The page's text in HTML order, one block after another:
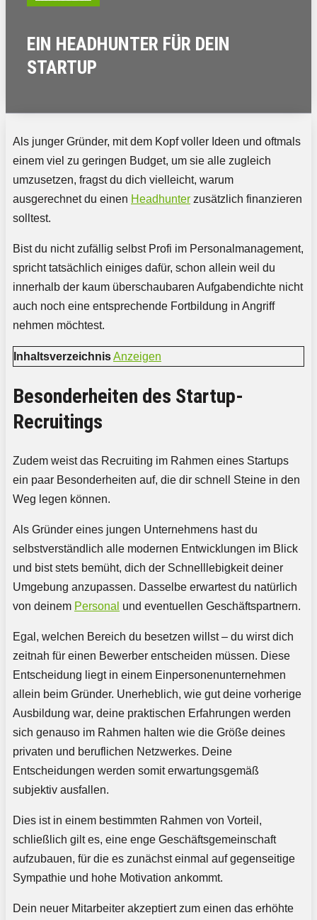
EIN HEADHUNTER FÜR DEIN
STARTUP
Als junger Gründer, mit dem Kopf voller Ideen und oftmals
einem viel zu geringen Budget, um sie alle zugleich
umzusetzen, fragst du dich vielleicht, warum
ausgerechnet du einen Headhunter zusätzlich finanzieren
solltest.
Bist du nicht zufällig selbst Profi im Personalmanagement,
spricht tatsächlich einiges dafür, schon allein weil du
innerhalb der kaum überschaubaren Aufgabendichte nicht
auch noch eine entsprechende Fortbildung in Angriff
nehmen möchtest.
InhaltsverzeichnisAnzeigen
Besonderheiten des Startup-
Recruitings
Zudem weist das Recruiting im Rahmen eines Startups
ein paar Besonderheiten auf, die dir schnell Steine in den
Weg legen können.
Als Gründer eines jungen Unternehmens hast du
selbstverständlich alle modernen Entwicklungen im Blick
und bist stets bemüht, dich der Schnelllebigkeit deiner
Umgebung anzupassen. Dasselbe erwartest du natürlich
von deinem Personal und eventuellen Geschäftspartnern.
Egal, welchen Bereich du besetzen willst – du wirst dich
zeitnah für einen Bewerber entscheiden müssen. Diese
Entscheidung liegt in einem Einpersonenunternehmen
allein beim Gründer. Unerheblich, wie gut deine vorherige
Ausbildung war, deine praktischen Erfahrungen werden
sich genauso im Rahmen halten wie die Größe deines
privaten und beruflichen Netzwerkes. Deine
Entscheidungen werden somit erwartungsgemäß
subjektiv ausfallen.
Dies ist in einem bestimmten Rahmen von Vorteil,
schließlich gilt es, eine enge Geschäftsgemeinschaft
aufzubauen, für die es zunächst einmal auf gegenseitige
Sympathie und hohe Motivation ankommt.
Dein neuer Mitarbeiter akzeptiert zum einen das erhöhte